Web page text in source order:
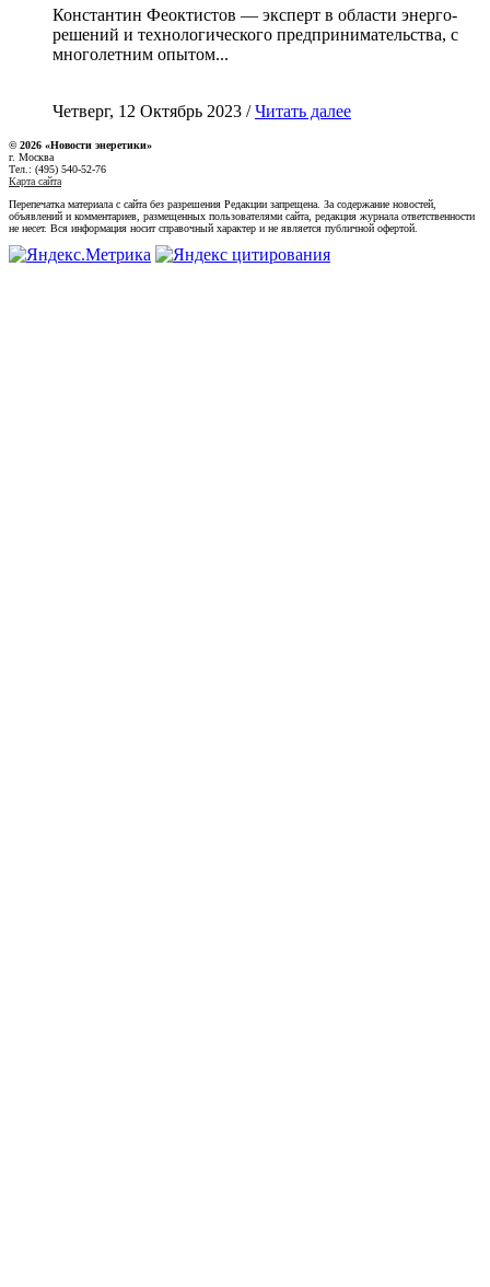
Константин Феоктистов — эксперт в области энерго-
решений и технологического предпринимательства, с
многолетним опытом...
Четверг, 12 Октябрь 2023 /Читать далее
© 2026 «Новости энеретики»
г. Москва
Тел.: (495) 540-52-76
Карта сайта
Перепечатка материала с сайта без разрешения Редакции запрещена. За содержание новостей,
объявлений и комментариев, размещенных пользователями сайта, редакция журнала ответственности
не несет. Вся информация носит справочный характер и не является публичной офертой.